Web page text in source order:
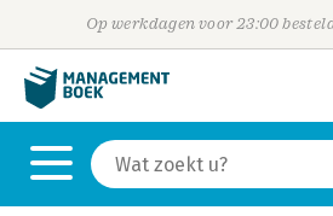
Op werkdagen voor 23:00